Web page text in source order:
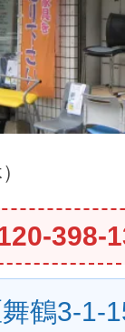
398-
鶴3-1-